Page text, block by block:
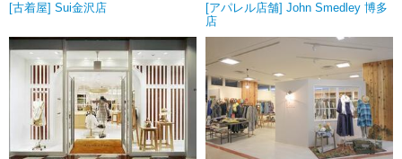
[古着屋] Sui金沢店
[アパレル店舗] John Smedley 博多
店